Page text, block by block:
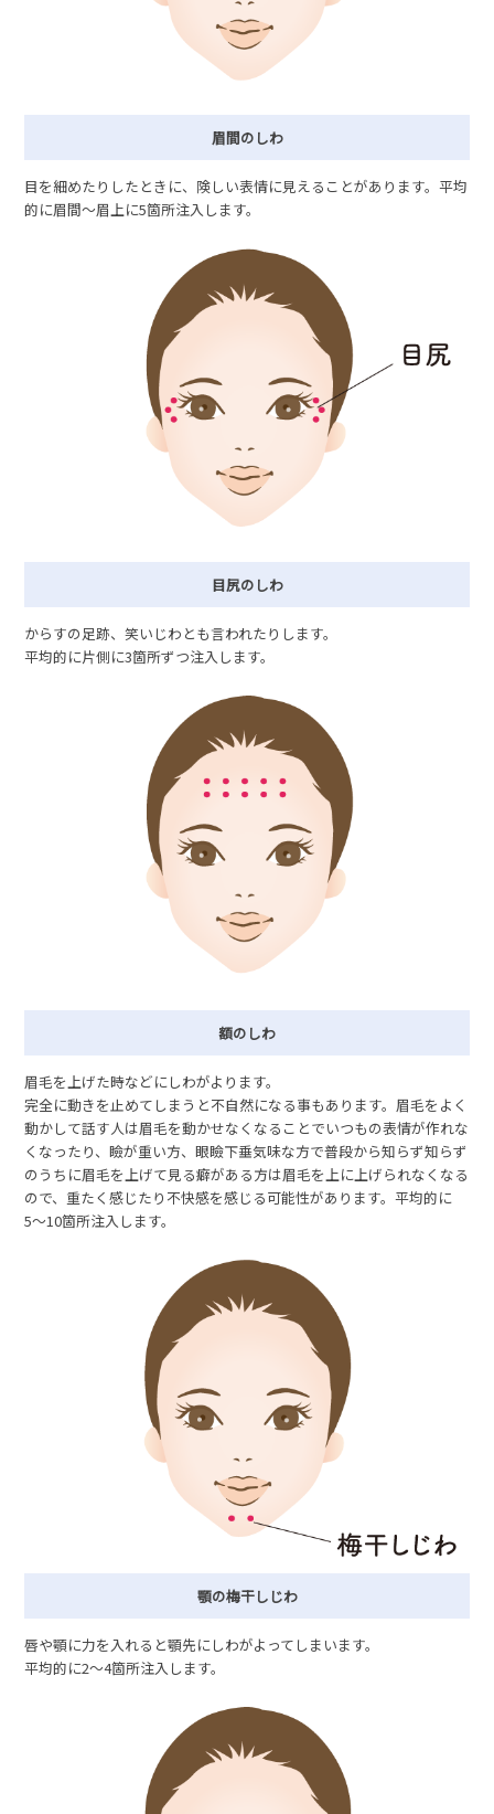
眉間のしわ
目を細めたりしたときに、険しい表情に見えることがあります。平均
的に眉間〜眉上に5箇所注入します。
目尻のしわ
からすの足跡、笑いじわとも言われたりします。
平均的に片側に3箇所ずつ注入します。
額のしわ
眉毛を上げた時などにしわがよります。
完全に動きを止めてしまうと不自然になる事もあります。眉毛をよく
動かして話す人は眉毛を動かせなくなることでいつもの表情が作れな
くなったり、瞼が重い方、眼瞼下垂気味な方で普段から知らず知らず
のうちに眉毛を上げて見る癖がある方は眉毛を上に上げられなくなる
ので、重たく感じたり不快感を感じる可能性があります。平均的に
5〜10箇所注入します。
顎の梅干しじわ
唇や顎に力を入れると顎先にしわがよってしまいます。
平均的に2〜4箇所注入します。